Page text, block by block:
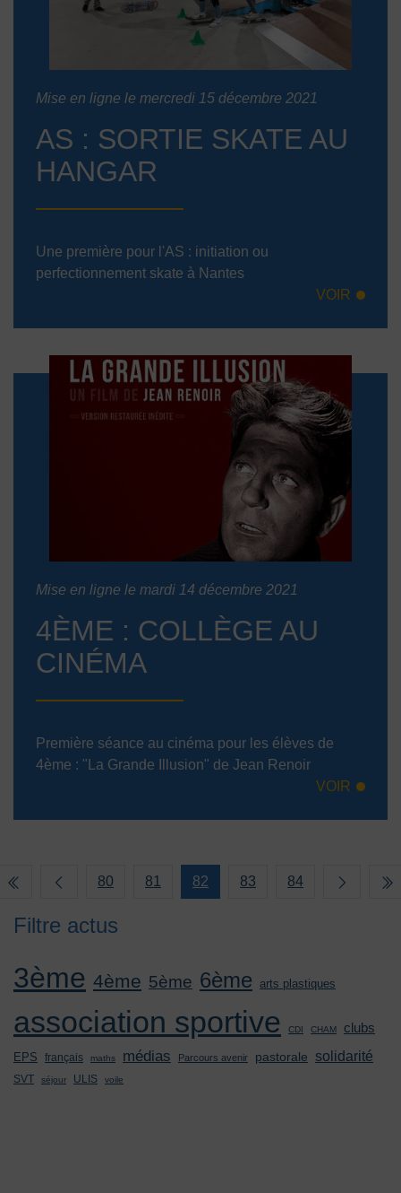
Mise en ligne le mercredi 15 décembre 2021
AS : SORTIE SKATE AU
HANGAR
Une première pour l'AS : initiation ou
perfectionnement skate à Nantes
VOIR
Mise en ligne le mardi 14 décembre 2021
4ÈME : COLLÈGE AU
CINÉMA
Première séance au cinéma pour les élèves de
4ème : "La Grande Illusion" de Jean Renoir
VOIR
80 81 82 83 84
Filtre actus
3ème 4ème 5ème 6ème arts plastiques
association sportive CDI CHAM clubs
EPS français maths médias Parcours avenir pastorale solidarité
SVT séjour ULIS voile